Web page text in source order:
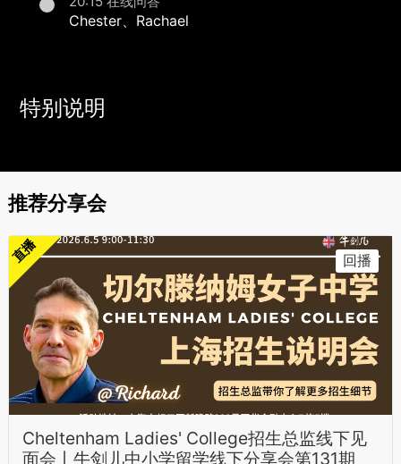
Chester、Rachael
特别说明
推荐分享会
回播
直播
Cheltenham Ladies' College招生总监线下见
面会丨牛剑儿中小学留学线下分享会第131期